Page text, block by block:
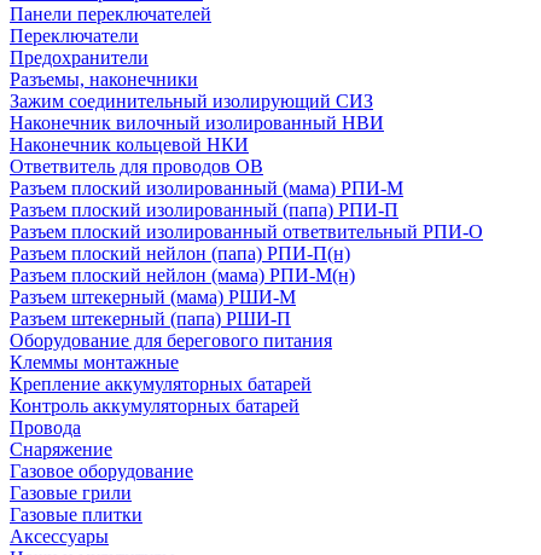
Панели переключателей
Переключатели
Предохранители
Разъемы, наконечники
Зажим соединительный изолирующий СИЗ
Наконечник вилочный изолированный НВИ
Наконечник кольцевой НКИ
Ответвитель для проводов ОВ
Разъем плоский изолированный (мама) РПИ-М
Разъем плоский изолированный (папа) РПИ-П
Разъем плоский изолированный ответвительный РПИ-О
Разъем плоский нейлон (папа) РПИ-П(н)
Разъем плоский нейлон (мама) РПИ-М(н)
Разъем штекерный (мама) РШИ-М
Разъем штекерный (папа) РШИ-П
Оборудование для берегового питания
Клеммы монтажные
Крепление аккумуляторных батарей
Контроль аккумуляторных батарей
Провода
Снаряжение
Газовое оборудование
Газовые грили
Газовые плитки
Аксессуары